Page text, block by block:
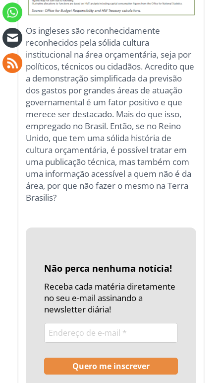
Os ingleses são reconhecidamente
reconhecidos pela sólida cultura
institucional na área orçamentária, seja por
políticos, técnicos ou cidadãos. Acredito que
a demonstração simplificada da previsão
dos gastos por grandes áreas de atuação
governamental é um fator positivo e que
merece ser destacado. Mais do que isso,
empregado no Brasil. Então, se no Reino
Unido, que tem uma sólida história de
cultura orçamentária, é possível tratar em
uma publicação técnica, mas também com
uma informação acessível a quem não é da
área, por que não fazer o mesmo na Terra
Brasilis?
Não perca nenhuma notícia!
Receba cada matéria diretamente
no seu e-mail assinando a
newsletter diária!